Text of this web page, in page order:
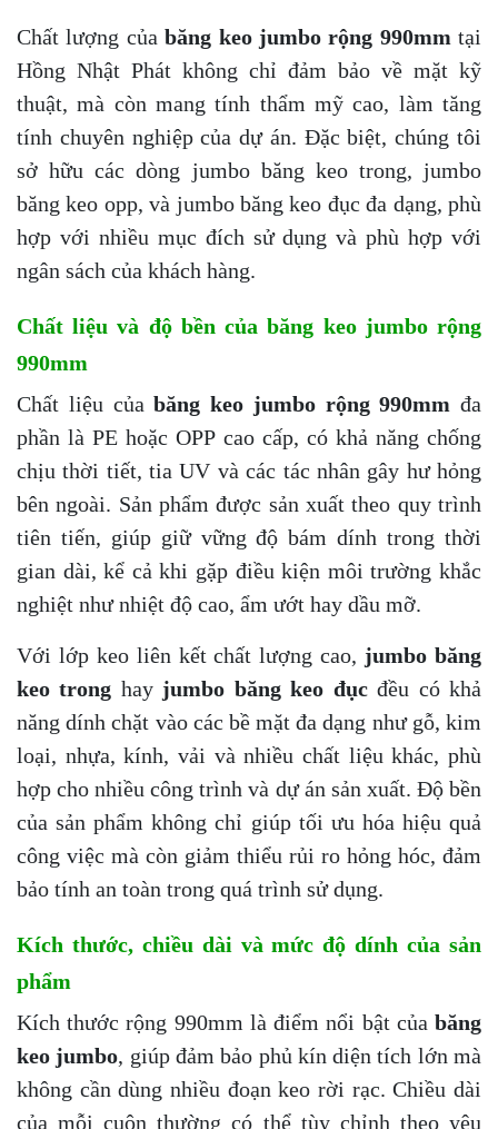
Chất lượng củabăng keo jumbo rộng 990mm tại
Hồng Nhật Phát không chỉ đảm bảo về mặt kỹ
thuật, mà còn mang tính thẩm mỹ cao, làm tăng
tính chuyên nghiệp của dự án. Đặc biệt, chúng tôi
sở hữu các dòng jumbo băng keo trong, jumbo
băng keo opp, và jumbo băng keo đục đa dạng, phù
hợp với nhiều mục đích sử dụng và phù hợp với
ngân sách của khách hàng.
Chất liệu và độ bền của băng keo jumbo rộng
990mm
Chất liệu củabăng keo jumbo rộng 990mm đa
phần là PE hoặc OPP cao cấp, có khả năng chống
chịu thời tiết, tia UV và các tác nhân gây hư hỏng
bên ngoài. Sản phẩm được sản xuất theo quy trình
tiên tiến, giúp giữ vững độ bám dính trong thời
gian dài, kể cả khi gặp điều kiện môi trường khắc
nghiệt như nhiệt độ cao, ẩm ướt hay dầu mỡ.
Với lớp keo liên kết chất lượng cao, jumbo băng
keo trong hay jumbo băng keo đụcđều có khả
năng dính chặt vào các bề mặt đa dạng như gỗ, kim
loại, nhựa, kính, vải và nhiều chất liệu khác, phù
hợp cho nhiều công trình và dự án sản xuất. Độ bền
của sản phẩm không chỉ giúp tối ưu hóa hiệu quả
công việc mà còn giảm thiểu rủi ro hỏng hóc, đảm
bảo tính an toàn trong quá trình sử dụng.
Kích thước, chiều dài và mức độ dính của sản
phẩm
Kích thước rộng 990mm là điểm nổi bật của băng
keo jumbo, giúp đảm bảo phủ kín diện tích lớn mà
không cần dùng nhiều đoạn keo rời rạc. Chiều dài
của mỗi cuộn thường có thể tùy chỉnh theo yêu